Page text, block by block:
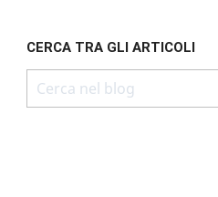
CERCA TRA GLI ARTICOLI